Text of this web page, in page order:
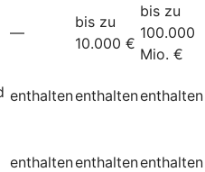
—
bis zu
10.000 €
bis zu
100.000
Mio. €
enthaltenenthaltenenthalten
enthaltenenthaltenenthalten